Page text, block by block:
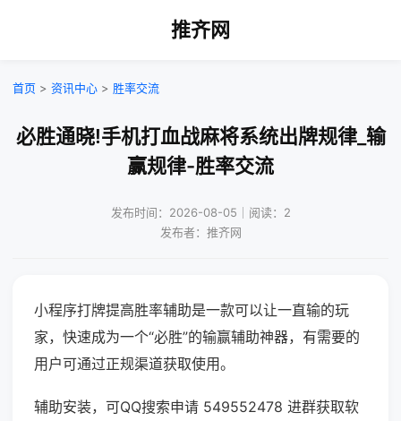
推齐网
首页 > 资讯中心 > 胜率交流
必胜通晓!手机打血战麻将系统出牌规律_输
赢规律-胜率交流
发布时间：2026-08-05｜阅读：2
发布者：推齐网
小程序打牌提高胜率辅助是一款可以让一直输的玩
家，快速成为一个“必胜”的输赢辅助神器，有需要的
用户可通过正规渠道获取使用。
辅助安装，可QQ搜索申请 549552478 进群获取软